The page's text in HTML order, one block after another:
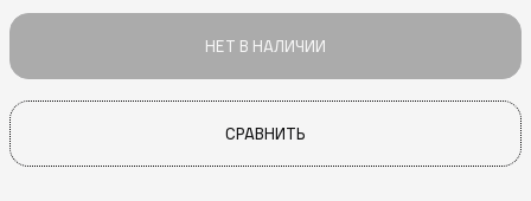
НЕТ В НАЛИЧИИ
СРАВНИТЬ